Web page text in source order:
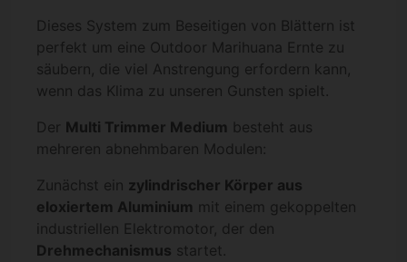
Dieses System zum Beseitigen von Blättern ist
perfekt um eine Outdoor Marihuana Ernte zu
säubern, die viel Anstrengung erfordern kann,
wenn das Klima zu unseren Gunsten spielt.
Der Multi Trimmer Medium besteht aus
mehreren abnehmbaren Modulen:
Zunächst ein zylindrischer Körper aus
eloxiertem Aluminium mit einem gekoppelten
industriellen Elektromotor, der den
Drehmechanismus startet.